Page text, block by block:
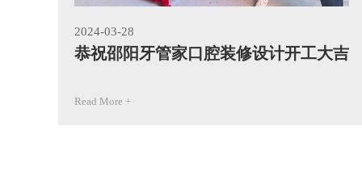
2024-03-28
恭祝邵阳牙管家口腔装修设计开工大吉
Read More +